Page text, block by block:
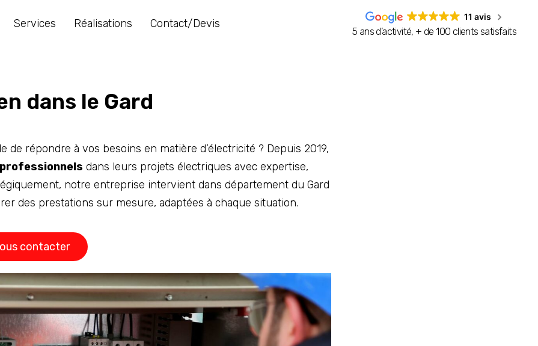
Services Réalisations Contact/Devis 11 avis
5 ans d’activité, + de 100 clients satisfaits
dans le Gard
de répondre à vos besoins en matière d’électricité ? Depuis 2019,
dans leurs projets électriques avec expertise,
notre entreprise intervient dans département du Gard
des prestations sur mesure, adaptées à chaque situation.
contacter